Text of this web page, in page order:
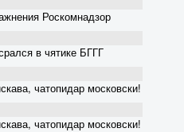
Роскомнадзор
в чятике БГГГ
чатопидар московски!
чатопидар московски!